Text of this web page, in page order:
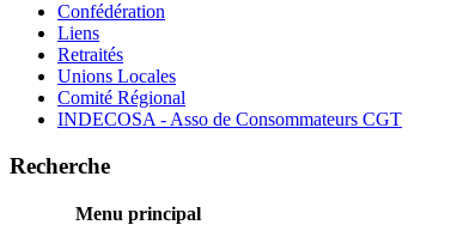
Confédération
Liens
Retraités
Unions Locales
Comité Régional
INDECOSA - Asso de Consommateurs CGT
Recherche
Menu principal